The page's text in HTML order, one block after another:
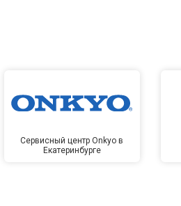
Сервисный центр Onkyo в
Екатеринбурге